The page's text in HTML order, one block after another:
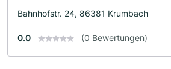
Bahnhofstr. 24, 86381 Krumbach
0.0 (0 Bewertungen)